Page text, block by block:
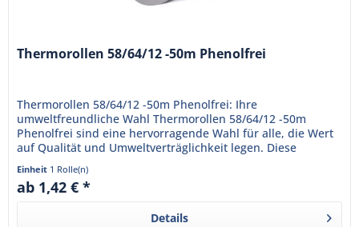
Thermorollen 58/64/12 -50m Phenolfrei
Thermorollen 58/64/12 -50m Phenolfrei: Ihre
umweltfreundliche Wahl Thermorollen 58/64/12 -50m
Phenolfrei sind eine hervorragende Wahl für alle, die Wert
auf Qualität und Umweltverträglichkeit legen. Diese
Thermorollen sind...
Einheit 1 Rolle(n)
ab 1,42 € *
Details